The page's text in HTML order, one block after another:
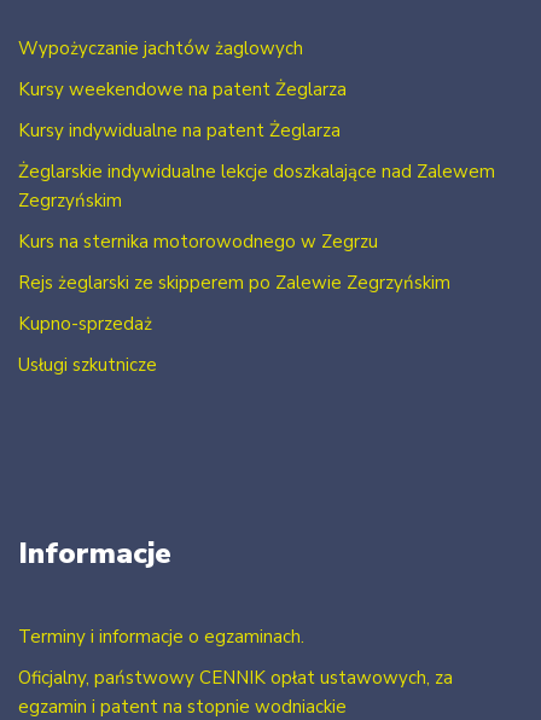
Wypożyczanie jachtów żaglowych
Kursy weekendowe na patent Żeglarza
Kursy indywidualne na patent Żeglarza
Żeglarskie indywidualne lekcje doszkalające nad Zalewem
Zegrzyńskim
Kurs na sternika motorowodnego w Zegrzu
Rejs żeglarski ze skipperem po Zalewie Zegrzyńskim
Kupno-sprzedaż
Usługi szkutnicze
Informacje
Terminy i informacje o egzaminach.
Oficjalny, państwowy CENNIK opłat ustawowych, za
egzamin i patent na stopnie wodniackie